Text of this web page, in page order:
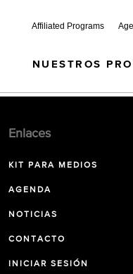
Affiliated Programs
NUESTROS
Enlaces
KIT PARA MEDIOS
AGENDA
NOTICIAS
CONTACTO
INICIAR SESIÓN